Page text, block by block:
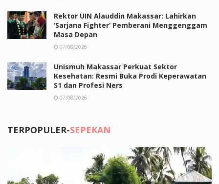
Rektor UIN Alauddin Makassar: Lahirkan
‘Sarjana Fighter’ Pemberani Menggenggam
Masa Depan
07/08/2026
Unismuh Makassar Perkuat Sektor
Kesehatan: Resmi Buka Prodi Keperawatan
S1 dan Profesi Ners
07/08/2026
TERPOPULER-SEPEKAN